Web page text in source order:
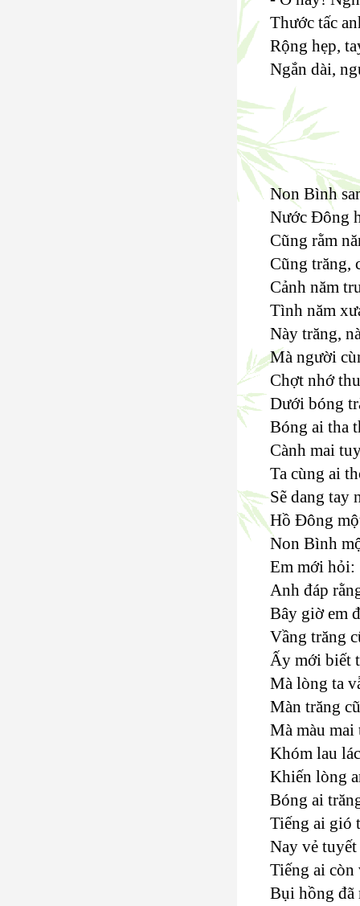
Thước tấc
Rộng hẹp,
Ngắn dài,
Non Bình
Nước Đông
Cũng rằm
Cũng trăng,
Cảnh năm
Tình năm
Này trăng,
Mà người
Chợt nhớ
Dưới bóng
Bóng ai tha
Cành mai
Ta cùng ai
Sẽ dang tay
Hồ Đông
Non Bình
Em mới hỏi:
Anh đáp
Bây giờ em
Vầng trăng
Ấy mới biết
Mà lòng ta
Màn trăng
Mà màu mai
Khóm lau
Khiến lòng
Bóng ai
Tiếng ai gió
Nay vẻ
Tiếng ai còn
Bụi hồng đã